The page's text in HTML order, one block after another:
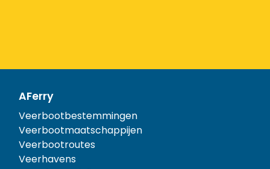
AFerry
Veerbootbestemmingen
Veerbootmaatschappijen
Veerbootroutes
Veerhavens